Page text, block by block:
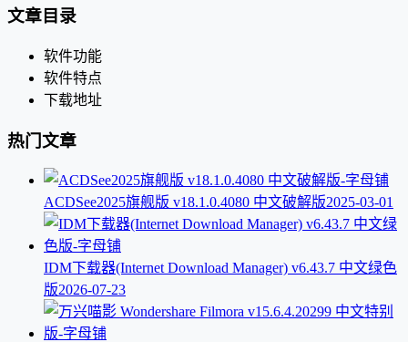
文章目录
软件功能
软件特点
下载地址
热门文章
ACDSee2025旗舰版 v18.1.0.4080 中文破解版2025-03-01
IDM下载器(Internet Download Manager) v6.43.7 中文绿色
版2026-07-23